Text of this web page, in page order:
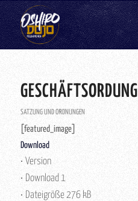
GESCHÄFTSORDUNG
SATZUNG UND ORDNUNGEN
[featured_image]
Download
Version
Download 1
Dateigröße276 kB